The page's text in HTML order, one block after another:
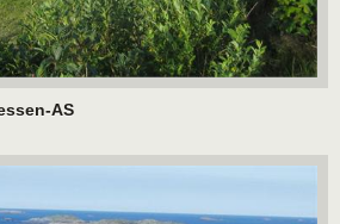
AS